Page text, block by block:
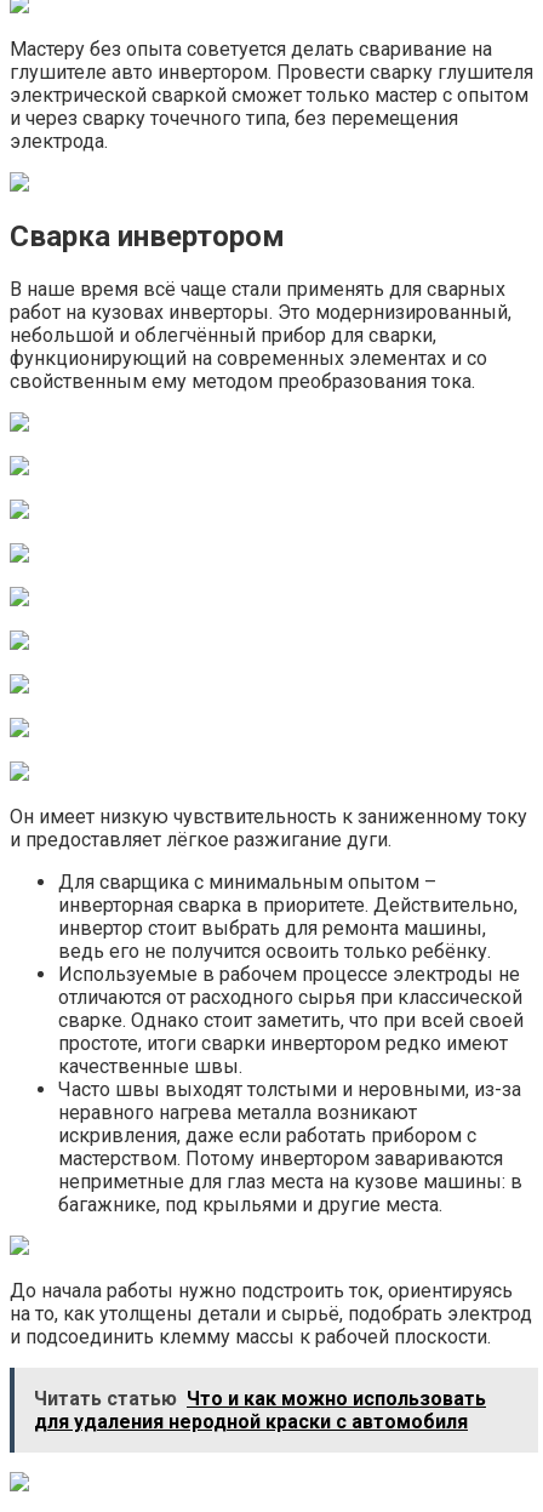
Мастеру без опыта советуется делать сваривание на
глушителе авто инвертором. Провести сварку глушителя
электрической сваркой сможет только мастер с опытом
и через сварку точечного типа, без перемещения
электрода.
Сварка инвертором
В наше время всё чаще стали применять для сварных
работ на кузовах инверторы. Это модернизированный,
небольшой и облегчённый прибор для сварки,
функционирующий на современных элементах и со
свойственным ему методом преобразования тока.
Он имеет низкую чувствительность к заниженному току
и предоставляет лёгкое разжигание дуги.
Для сварщика с минимальным опытом –
инверторная сварка в приоритете. Действительно,
инвертор стоит выбрать для ремонта машины,
ведь его не получится освоить только ребёнку.
Используемые в рабочем процессе электроды не
отличаются от расходного сырья при классической
сварке. Однако стоит заметить, что при всей своей
простоте, итоги сварки инвертором редко имеют
качественные швы.
Часто швы выходят толстыми и неровными, из-за
неравного нагрева металла возникают
искривления, даже если работать прибором с
мастерством. Потому инвертором завариваются
неприметные для глаз места на кузове машины: в
багажнике, под крыльями и другие места.
До начала работы нужно подстроить ток, ориентируясь
на то, как утолщены детали и сырьё, подобрать электрод
и подсоединить клемму массы к рабочей плоскости.
Читать статью Что и как можно использовать
для удаления неродной краски с автомобиля